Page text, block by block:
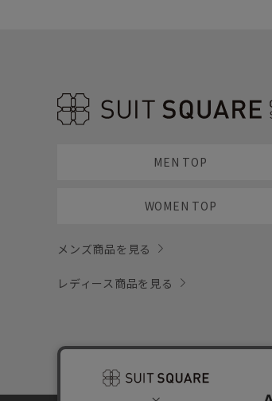
MEN TOP
WOMEN TOP
メンズ商品を見る
レディース商品を見る